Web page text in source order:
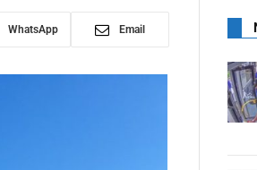
WhatsApp Email